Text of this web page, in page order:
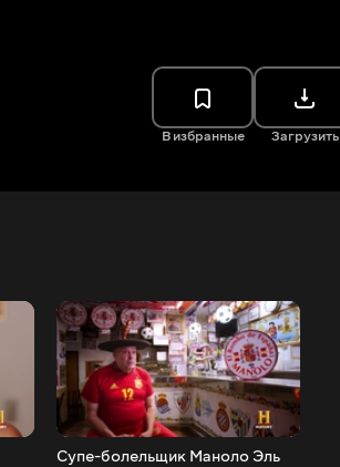
В избранные Загрузить
Супе-болельщик Маноло Эль